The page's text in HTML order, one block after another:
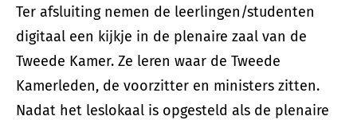
Ter afsluiting nemen de leerlingen/studenten
digitaal een kijkje in de plenaire zaal van de
Tweede Kamer. Ze leren waar de Tweede
Kamerleden, de voorzitter en ministers zitten.
Nadat het leslokaal is opgesteld als de plenaire